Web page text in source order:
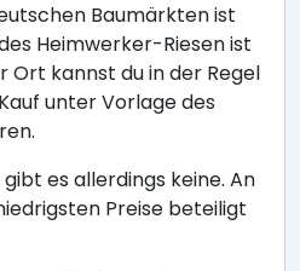
Baumärkten ist
Heimwerker-Riesen ist
Ort kannst du in der Regel
unter Vorlage des
es allerdings keine. An
Preise beteiligt